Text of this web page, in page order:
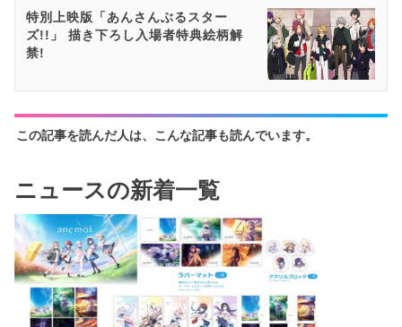
特別上映版「あんさんぶるスター
ズ!!」 描き下ろし入場者特典絵柄解
禁!
この記事を読んだ人は、こんな記事も読んでいます。
ニュースの新着一覧